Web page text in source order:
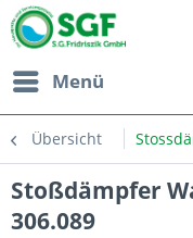
Menü
Übersicht
Stoßdämpfer
306.089